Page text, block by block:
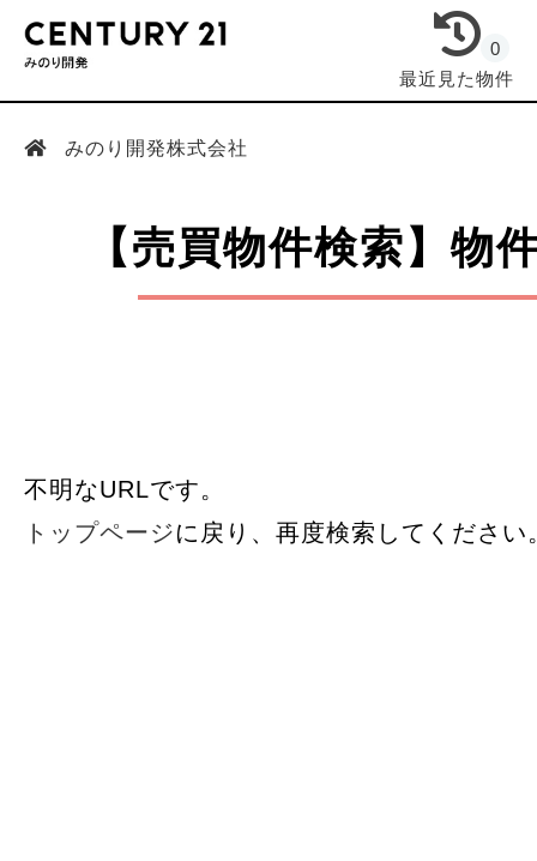
最近見た物件
0
みのり開発株式会社
【売買物件検索】物
不明なURLです。
トップページに戻り、再度検索してください